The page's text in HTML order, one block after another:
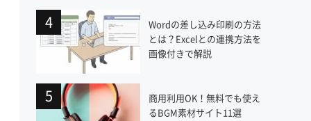
Wordの差し込み印刷の方法
とは？Excelとの連携方法を
画像付きで解説
商用利用OK！無料でも使え
るBGM素材サイト11選